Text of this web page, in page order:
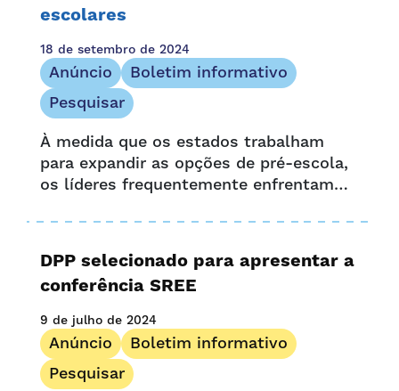
escolares
18 de setembro de 2024
Anúncio
Boletim informativo
Pesquisar
À medida que os estados trabalham
para expandir as opções de pré-escola,
os líderes frequentemente enfrentam
sistemas atuais atendem às crianças e
famílias devido a lacunas de dados.
Uma pesquisa recente da Child Trends...
DPP selecionado para apresentar a
conferência SREE
9 de julho de 2024
Anúncio
Boletim informativo
Pesquisar